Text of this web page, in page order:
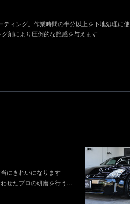
ィング。作業時間の半分以上を下地処理に使
剤により圧倒的な艶感を与えます
にきれいになります
せたプロの研磨を行う…